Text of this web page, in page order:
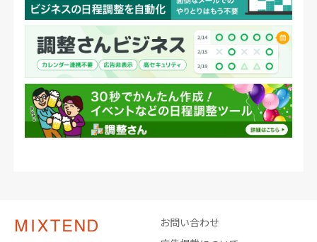
お問い合わせ